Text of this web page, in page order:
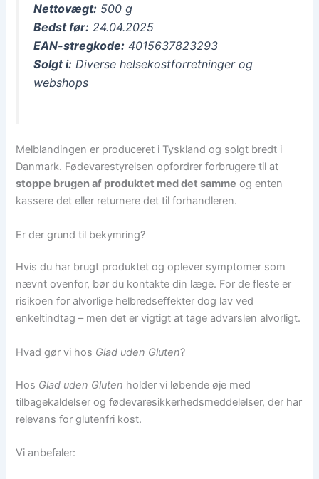
Nettovægt: 500 g
Bedst før: 24.04.2025
EAN-stregkode: 4015637823293
Solgt i: Diverse helsekostforretninger og
webshops
Melblandingen er produceret i Tyskland og solgt bredt i
Danmark. Fødevarestyrelsen opfordrer forbrugere til at
stoppe brugen af produktet med det samme og enten
kassere det eller returnere det til forhandleren.
Er der grund til bekymring?
Hvis du har brugt produktet og oplever symptomer som
nævnt ovenfor, bør du kontakte din læge. For de fleste er
risikoen for alvorlige helbredseffekter dog lav ved
enkeltindtag – men det er vigtigt at tage advarslen alvorligt.
Hvad gør vi hos Glad uden Gluten?
Hos Glad uden Gluten holder vi løbende øje med
tilbagekaldelser og fødevaresikkerhedsmeddelelser, der har
relevans for glutenfri kost.
Vi anbefaler: